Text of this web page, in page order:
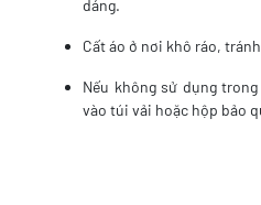
dáng.
Cất áo ở nơi khô ráo,
Nếu không sử dụng
vào túi vải hoặc hộp bảo